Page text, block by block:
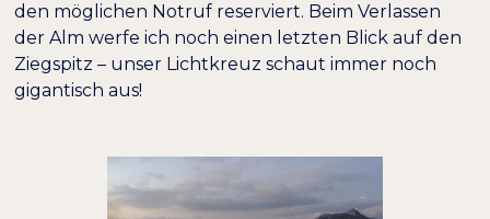
den möglichen Notruf reserviert. Beim Verlassen
der Alm werfe ich noch einen letzten Blick auf den
Ziegspitz – unser Lichtkreuz schaut immer noch
gigantisch aus!